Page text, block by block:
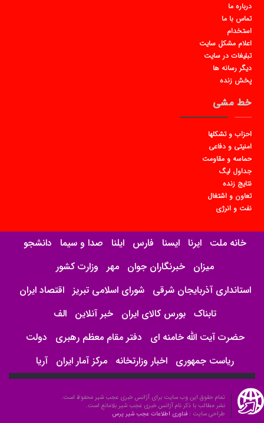
درباره ما
تماس با ما
استخدام
اعلام مشکل سایت
تبلیغات در سایت
دیگر رسانه ها
پخش زنده
خط مشی
احزاب و تشکلها
امنیتی و دفاعی
حماسه و مقاومت
جداول لیگ
نتایج زنده
تعاون و اشتغال
نفت و انرژی
خانه ملت ایرنا ایسنا فارس ایلنا صدا و سیما دانشجو
میزان خبرنگاران جوان مهر وزارت کشور
استانداری آذربایجان شرقی
شورای اسلامی تبریز اقتصاد ایران
تابناک بورس کالای ایران خبر آنلاین الف
حضرت آیت الله خامنه ای
دفتر مقام معظم رهبری
دولت
ریاست جمهوری اخبار وزارتخانه مرکز آمار ایران آریا
تمام حقوق این وب سایت برای آژانس خبری عجب شیر محفوظ است.
نشر مطالب با ذکر نام آژانس خبری عجب شیر بلامانع است.
طراحی سایت : فناوری اطلاعات عجب شیر پرس